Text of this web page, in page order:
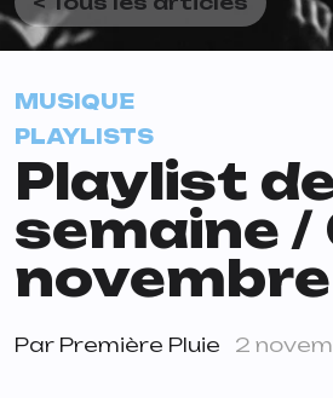
MUSIQUE
PLAYLISTS
Playlist
semaine /
novembre
Par Première Pluie 2